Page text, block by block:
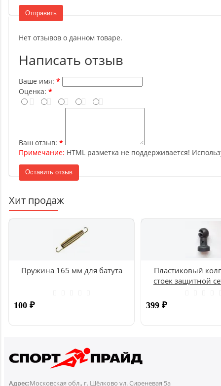
Отправить
Нет отзывов о данном товаре.
Написать отзыв
Ваше имя:
Оценка:
Ваш отзыв:
Примечание: HTML разметка не поддерживается!
Оставить отзыв
Хит продаж
Пружина 165 мм для батута
100 ₽
Пластиковый
стоек защитной
399 ₽
Адрес:Московская обл., г. Щёлково ул. Сиреневая 5а